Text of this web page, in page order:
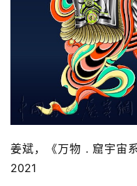
姜斌，《万物 . 窟宇宙
2021